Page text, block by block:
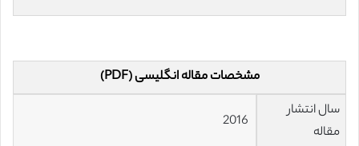
مشخصات مقاله انگلیسی (PDF)
سال انتشار
مقاله